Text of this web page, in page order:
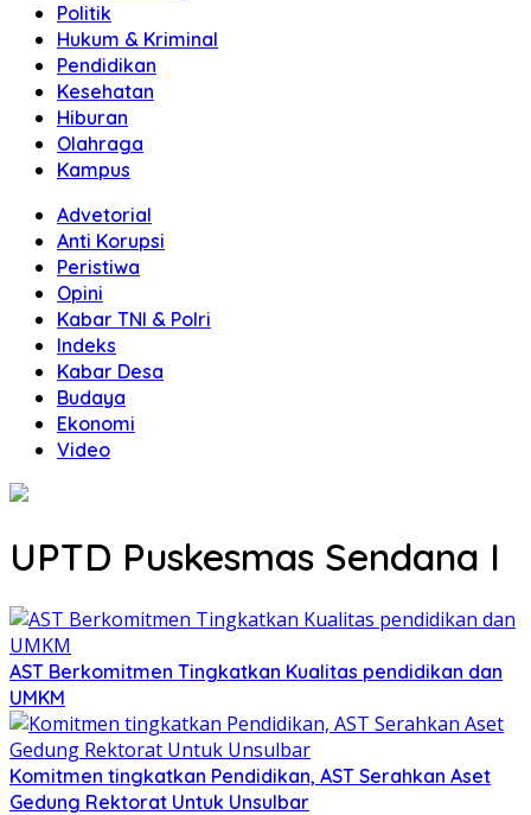
Politik
Hukum & Kriminal
Pendidikan
Kesehatan
Hiburan
Olahraga
Kampus
Advetorial
Anti Korupsi
Peristiwa
Opini
Kabar TNI & Polri
Indeks
Kabar Desa
Budaya
Ekonomi
Video
UPTD Puskesmas Sendana I
AST Berkomitmen Tingkatkan Kualitas pendidikan dan
UMKM
Komitmen tingkatkan Pendidikan, AST Serahkan Aset
Gedung Rektorat Untuk Unsulbar